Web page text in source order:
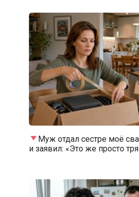
Муж отдал сестре моё
и заявил: «Это же просто